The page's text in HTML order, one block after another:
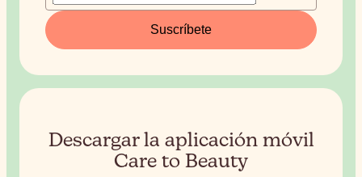
Suscríbete
Descargar la aplicación móvil
Care to Beauty